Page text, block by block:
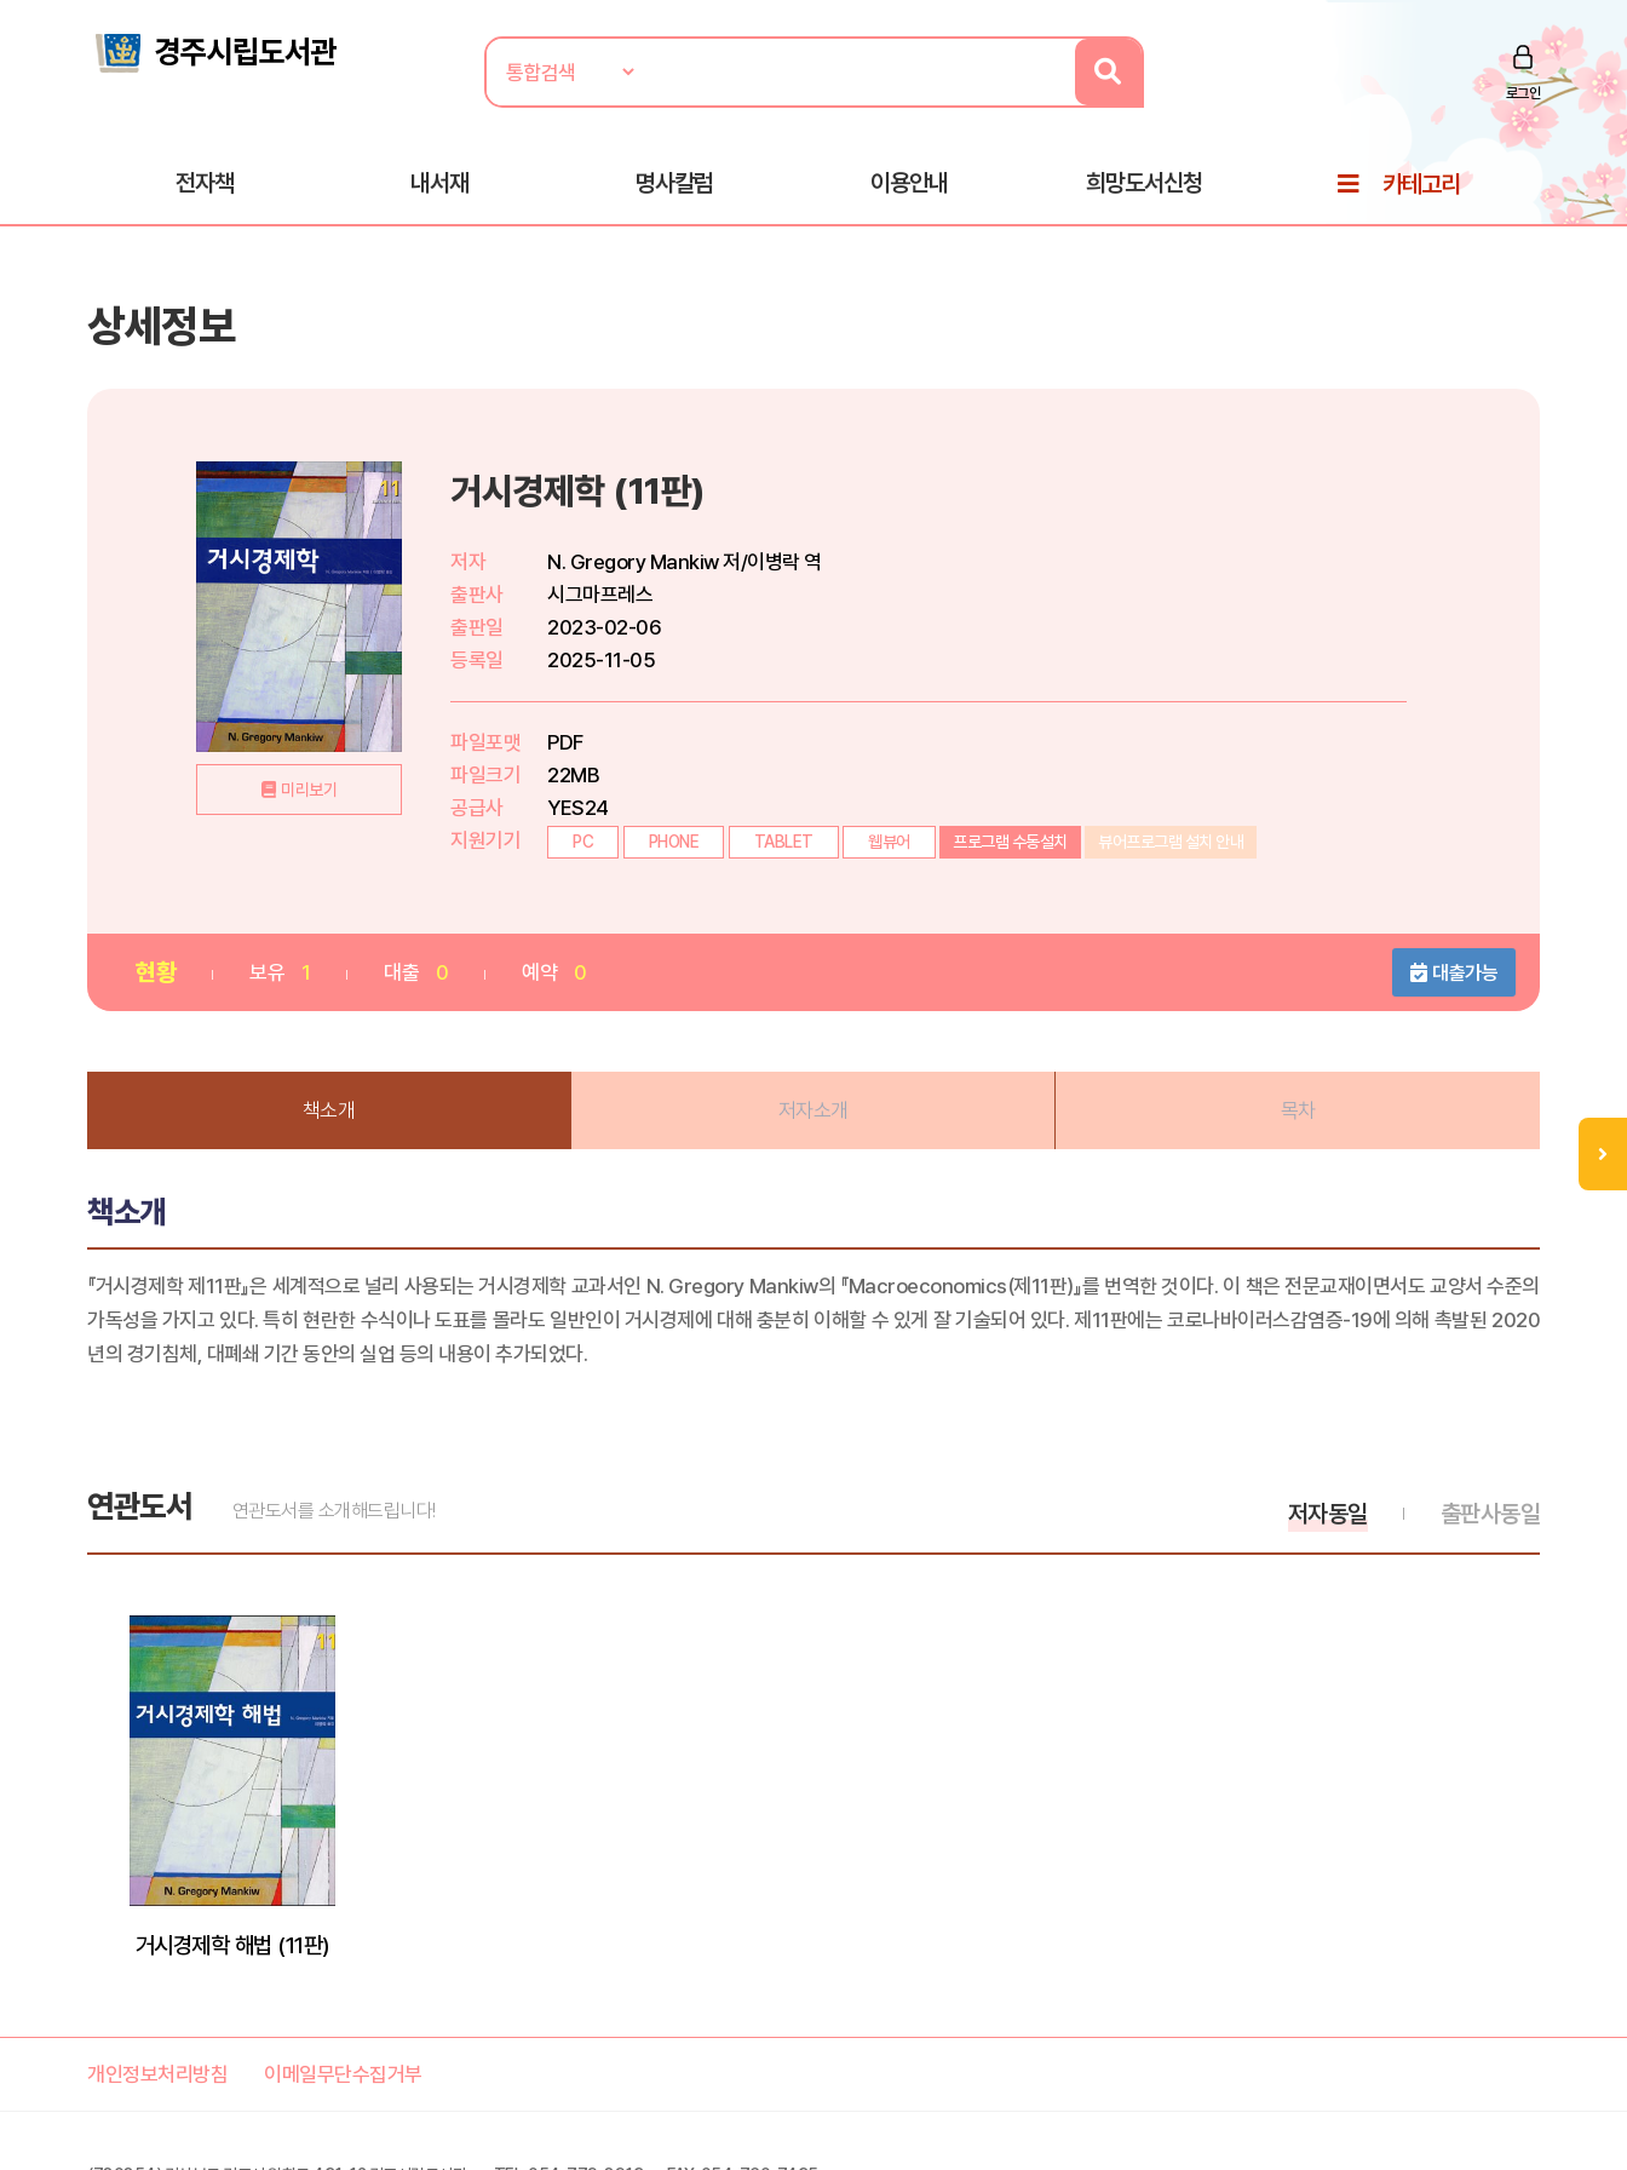
로그인
전자책 내서재 명사칼럼 이용안내 희망도서신청 카테고리
상세정보
미리보기
거시경제학 (11판)
저자
N. Gregory Mankiw 저/이병락 역
출판사
시그마프레스
출판일
2023-02-06
등록일
2025-11-05
파일포맷
PDF
파일크기
22MB
공급사
YES24
지원기기
PC PHONE TABLET 웹뷰어 프로그램 수동설치 뷰어프로그램 설치 안내
현황 보유 1 대출 0 예약 0 대출가능
책소개 저자소개 목차
책소개
『거시경제학 제11판』은 세계적으로 널리 사용되는 거시경제학 교과서인 N. Gregory Mankiw의 『Macroeconomics(제11판)』를 번역한 것이다. 이 책은 전문교재이면서도 교양서 수준의
가독성을 가지고 있다. 특히 현란한 수식이나 도표를 몰라도 일반인이 거시경제에 대해 충분히 이해할 수 있게 잘 기술되어 있다. 제11판에는 코로나바이러스감염증-19에 의해 촉발된 2020
년의 경기침체, 대폐쇄 기간 동안의 실업 등의 내용이 추가되었다.
연관도서 연관도서를 소개해드립니다! 출판사동일
저자동일
거시경제학 해법 (11판)
개인정보처리방침 이메일무단수집거부